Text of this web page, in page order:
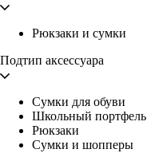
Рюкзаки и сумки
Подтип аксессуара
Сумки для обуви
Школьный портфель
Рюкзаки
Сумки и шопперы